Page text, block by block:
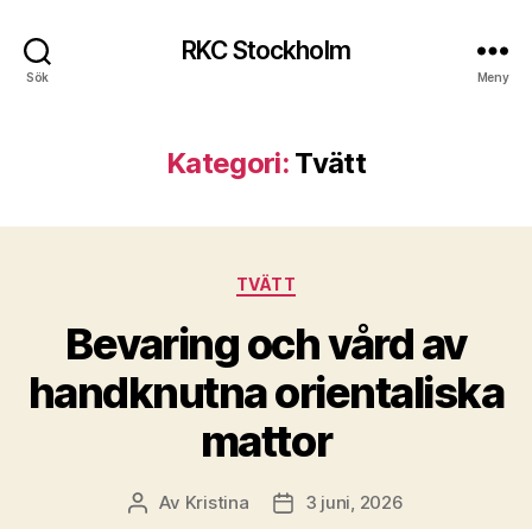
Sök
RKC Stockholm
Meny
Kategori: Tvätt
Kategorier
TVÄTT
Bevaring och vård av
handknutna orientaliska
mattor
Inläggsförfattare
Av Kristina Inläggsdatum
3 juni, 2026